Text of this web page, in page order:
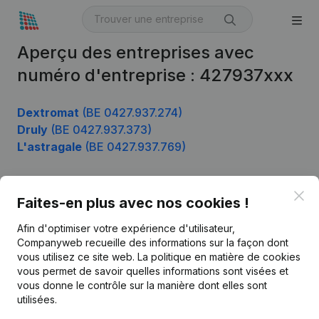
Aperçu des entreprises avec
numéro d'entreprise : 427937xxx
Dextromat (BE 0427.937.274)
Druly (BE 0427.937.373)
L'astragale (BE 0427.937.769)
Faites-en plus avec nos cookies !
Afin d'optimiser votre expérience d'utilisateur,
Companyweb recueille des informations sur la façon dont
vous utilisez ce site web. La politique en matière de cookies
vous permet de savoir quelles informations sont visées et
vous donne le contrôle sur la manière dont elles sont
utilisées.
Français
Kantorenpark Everest
Produit
Informations d’entreprise
Monitoring
Recherche internationale